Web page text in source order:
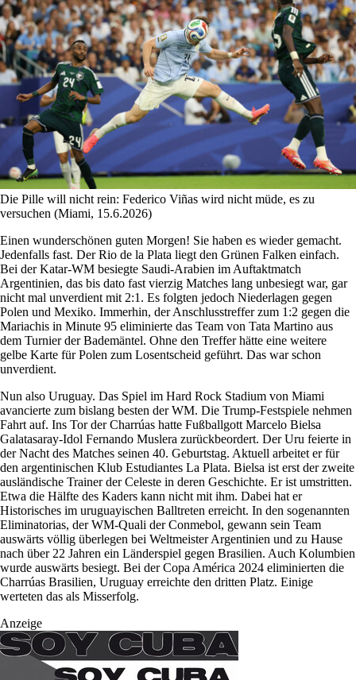
Die Pille will nicht rein: Federico Viñas wird nicht müde, es zu
versuchen (Miami, 15.6.2026)
Einen wunderschönen guten Morgen! Sie haben es wieder gemacht.
Jedenfalls fast. Der Rio de la Plata liegt den Grünen Falken einfach.
Bei der Katar-WM besiegte Saudi-Arabien im Auftaktmatch
Argentinien, das bis dato fast vierzig Matches lang unbesiegt war, gar
nicht mal unverdient mit 2:1. Es folgten jedoch Niederlagen gegen
Polen und Mexiko. Immerhin, der Anschlusstreffer zum 1:2 gegen die
Mariachis in Minute 95 eliminierte das Team von Tata Martino aus
dem Turnier der Bademäntel. Ohne den Treffer hätte eine weitere
gelbe Karte für Polen zum Losentscheid geführt. Das war schon
unverdient.
Nun also Uruguay. Das Spiel im Hard Rock Stadium von Miami
avancierte zum bislang besten der WM. Die Trump-Festspiele nehmen
Fahrt auf. Ins Tor der Charrúas hatte Fußballgott Marcelo Bielsa
Galatasaray-Idol Fernando Muslera zurückbeordert. Der Uru feierte in
der Nacht des Matches seinen 40. Geburtstag. Aktuell arbeitet er für
den argentinischen Klub Estudiantes La Plata. Bielsa ist erst der zweite
ausländische Trainer der Celeste in deren Geschichte. Er ist umstritten.
Etwa die Hälfte des Kaders kann nicht mit ihm. Dabei hat er
Historisches im uruguayischen Balltreten erreicht. In den sogenannten
Eliminatorias, der WM-Quali der Conmebol, gewann sein Team
auswärts völlig überlegen bei Weltmeister Argentinien und zu Hause
nach über 22 Jahren ein Länderspiel gegen Brasilien. Auch Kolumbien
wurde auswärts besiegt. Bei der Copa América 2024 eliminierten die
Charrúas Brasilien, Uruguay erreichte den dritten Platz. Einige
werteten das als Misserfolg.
Anzeige